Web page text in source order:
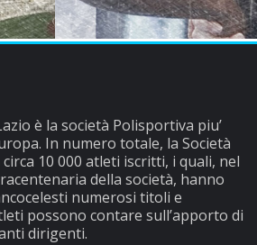
è la società Polisportiva piu’
In numero totale, la Società
10 000 atleti iscritti, i quali, nel
della società, hanno
numerosi titoli e
possono contare sull’apporto di
dirigenti.